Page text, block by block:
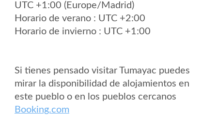
UTC +1:00 (Europe/Madrid)
Horario de verano : UTC +2:00
Horario de invierno : UTC +1:00
Si tienes pensado visitar Tumayac puedes
mirar la disponibilidad de alojamientos en
este pueblo o en los pueblos cercanos
Booking.com